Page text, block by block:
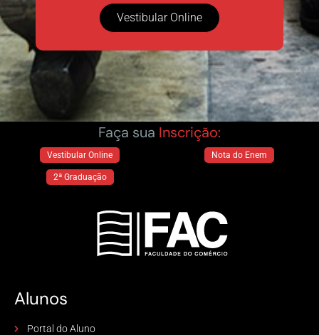
Vestibular Online
Faça sua Inscrição:
Vestibular Online Nota do Enem
2ª Graduação
Alunos
Portal do Aluno